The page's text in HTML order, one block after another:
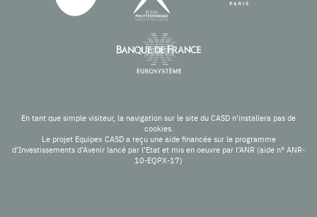
En tant que simple visiteur, la navigation sur le site du CASD n'installera pas de
cookies.
Le projet Equipex CASD a reçu une aide financée sur le programme
d’Investissements d’Avenir lancé par l’Etat et mis en oeuvre par l’ANR (aide n° ANR-
10-EQPX-17)